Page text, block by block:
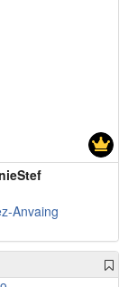
Anvaing